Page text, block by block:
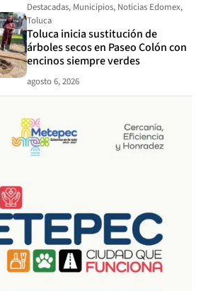
Destacadas, Municipios, Noticias Edomex,
Toluca
Toluca inicia sustitución de
árboles secos en Paseo Colón con
encinos siempre verdes
agosto 6, 2026